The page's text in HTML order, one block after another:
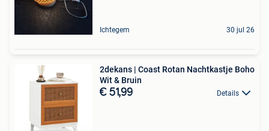
Ichtegem 30 jul 26
2dekans | Coast Rotan Nachtkastje Boho
Wit & Bruin
€ 51,99 Details